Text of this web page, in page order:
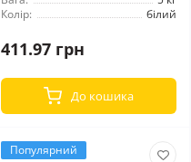
Колір:
білий
411.97 грн
До кошика
Популярний